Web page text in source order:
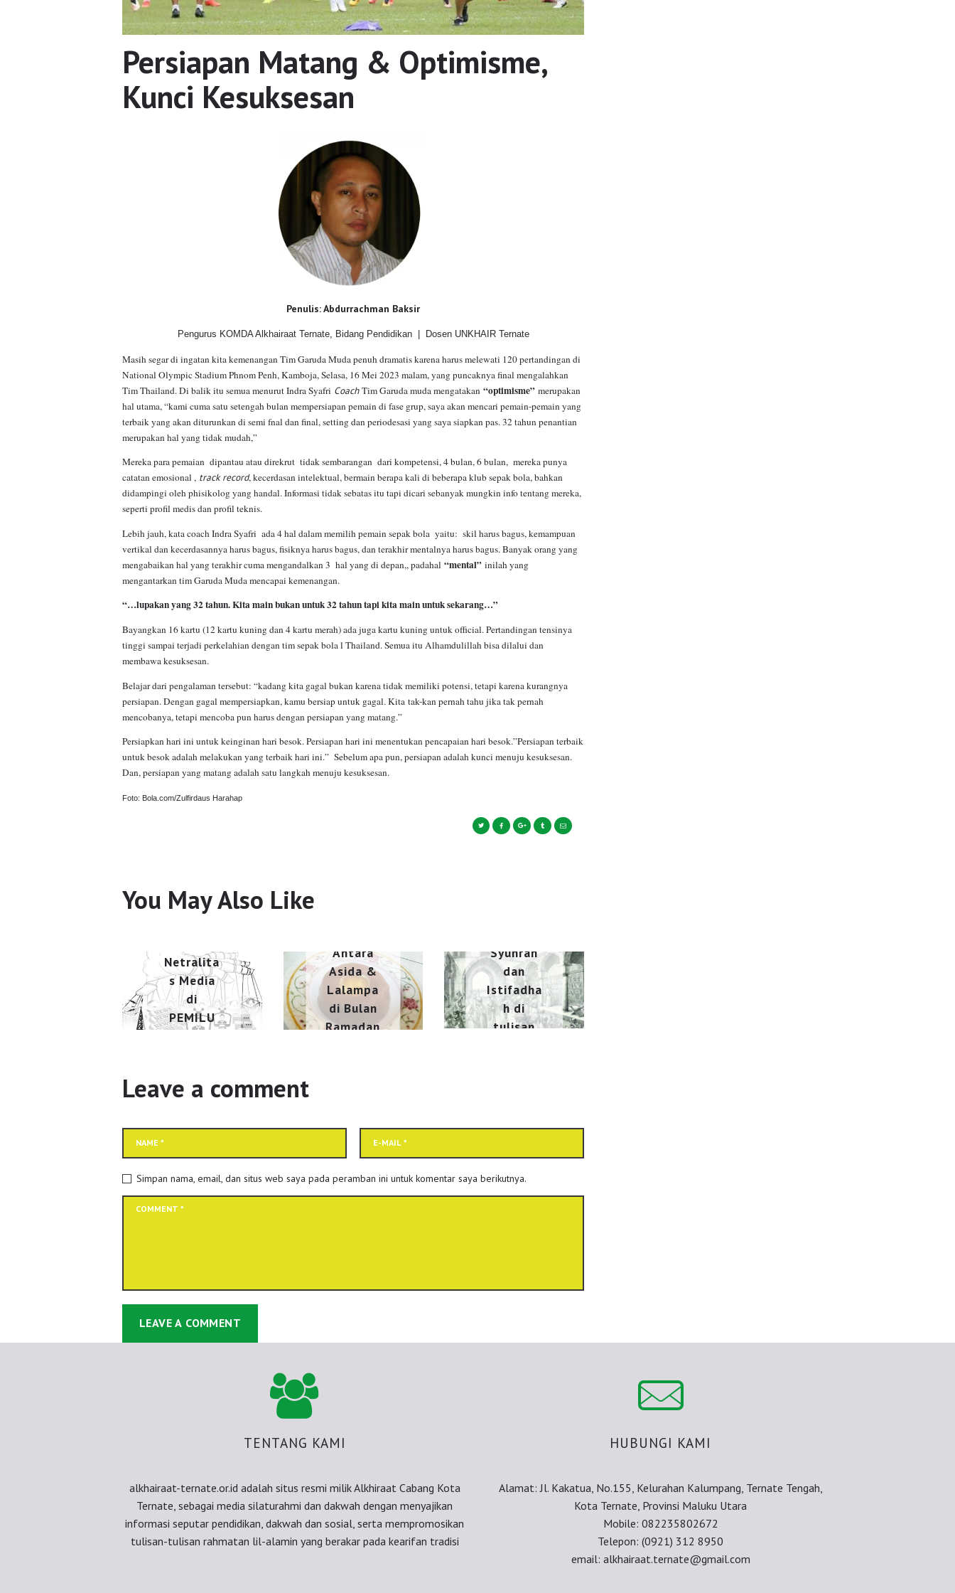
Persiapan Matang & Optimisme,
Kunci Kesuksesan
Penulis: Abdurrachman Baksir
Pengurus KOMDA Alkhairaat Ternate, Bidang Pendidikan | Dosen UNKHAIR Ternate
Masih segar di ingatan kita kemenangan Tim Garuda Muda penuh dramatis karena harus melewati 120 pertandingan di
National Olympic Stadium Phnom Penh, Kamboja, Selasa, 16 Mei 2023 malam, yang puncaknya final mengalahkan
Tim Thailand. Di balik itu semua menurut Indra Syafri CoachTim Garuda muda mengatakan “optimisme” merupakan
hal utama, “kami cuma satu setengah bulan mempersiapan pemain di fase grup, saya akan mencari pemain-pemain yang
terbaik yang akan diturunkan di semi fnal dan final, setting dan periodesasi yang saya siapkan pas. 32 tahun penantian
merupakan hal yang tidak mudah,”
Mereka para pemaian dipantau atau direkrut tidak sembarangan dari kompetensi, 4 bulan, 6 bulan, mereka punya
catatan emosional , track record, kecerdasan intelektual, bermain berapa kali di beberapa klub sepak bola, bahkan
didampingi oleh phisikolog yang handal. Informasi tidak sebatas itu tapi dicari sebanyak mungkin info tentang mereka,
seperti profil medis dan profil teknis.
Lebih jauh, kata coach Indra Syafri ada 4 hal dalam memilih pemain sepak bola yaitu: skil harus bagus, kemampuan
vertikal dan kecerdasannya harus bagus, fisiknya harus bagus, dan terakhir mentalnya harus bagus. Banyak orang yang
mengabaikan hal yang terakhir cuma mengandalkan 3 hal yang di depan,, padahal “mental” inilah yang
mengantarkan tim Garuda Muda mencapai kemenangan.
“…lupakan yang 32 tahun. Kita main bukan untuk 32 tahun tapi kita main untuk sekarang…”
Bayangkan 16 kartu (12 kartu kuning dan 4 kartu merah) ada juga kartu kuning untuk official. Pertandingan tensinya
tinggi sampai terjadi perkelahian dengan tim sepak bola l Thailand. Semua itu Alhamdulillah bisa dilalui dan
membawa kesuksesan.
Belajar dari pengalaman tersebut: “kadang kita gagal bukan karena tidak memiliki potensi, tetapi karena kurangnya
persiapan. Dengan gagal mempersiapkan, kamu bersiap untuk gagal. Kita tak-kan pernah tahu jika tak pernah
mencobanya, tetapi mencoba pun harus dengan persiapan yang matang.”
Persiapkan hari ini untuk keinginan hari besok. Persiapan hari ini menentukan pencapaian hari besok.”Persiapan terbaik
untuk besok adalah melakukan yang terbaik hari ini.” Sebelum apa pun, persiapan adalah kunci menuju kesuksesan.
Dan, persiapan yang matang adalah satu langkah menuju kesuksesan.
Foto: Bola.com/Zulfirdaus Harahap
You May Also Like
Netralita
s Media
di
PEMILU
Antara
Asida &
Lalampa
di Bulan
Ramadan
Inkonsist
Syuhrah
dan
Istifadha
h di
tulisan
2023
Leave a comment
Simpan nama, email, dan situs web saya pada peramban ini untuk komentar saya berikutnya.
TENTANG KAMI
alkhairaat-ternate.or.id adalah situs resmi milik Alkhiraat Cabang Kota
Ternate, sebagai media silaturahmi dan dakwah dengan menyajikan
informasi seputar pendidikan, dakwah dan sosial, serta mempromosikan
tulisan-tulisan rahmatan lil-alamin yang berakar pada kearifan tradisi
HUBUNGI KAMI
Alamat: Jl. Kakatua, No.155, Kelurahan Kalumpang, Ternate Tengah,
Kota Ternate, Provinsi Maluku Utara
Mobile: 082235802672
Telepon: (0921) 312 8950
email: alkhairaat.ternate@gmail.com